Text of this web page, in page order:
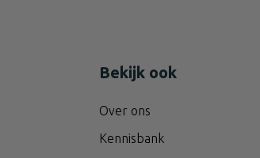
Bekijk ook
Over ons
Kennisbank